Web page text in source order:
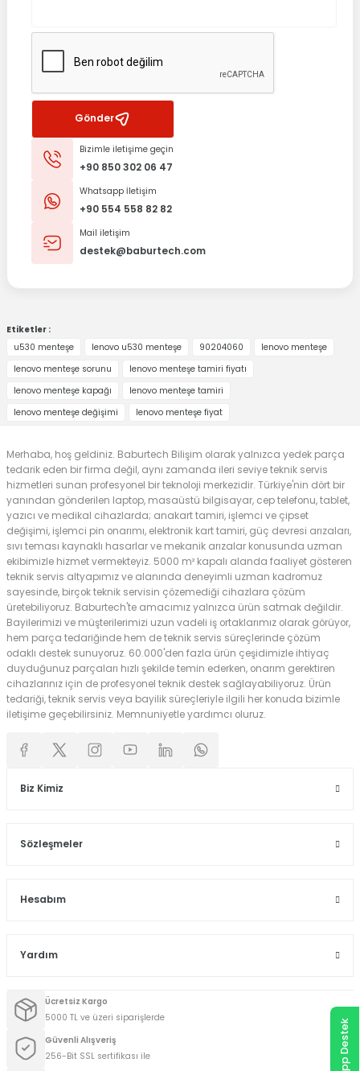
Gönder
Bizimle iletişime geçin
+90 850 302 06 47
Whatsapp İletişim
+90 554 558 82 82
Mail iletişim
destek@baburtech.com
Etiketler :
u530 menteşe
lenovo u530 menteşe 90204060
lenovo menteşe
lenovo menteşe sorunu
lenovo menteşe tamiri fiyatı
lenovo menteşe kapağı
lenovo menteşe tamiri
lenovo menteşe değişimi
lenovo menteşe fiyat
Merhaba, hoş geldiniz. Baburtech Bilişim olarak yalnızca yedek parça
tedarik eden bir firma değil, aynı zamanda ileri seviye teknik servis
hizmetleri sunan profesyonel bir teknoloji merkezidir. Türkiye'nin dört bir
yanından gönderilen laptop, masaüstü bilgisayar, cep telefonu, tablet,
yazıcı ve medikal cihazlarda; anakart tamiri, işlemci ve çipset
değişimi, işlemci pin onarımı, elektronik kart tamiri, güç devresi arızaları,
sıvı teması kaynaklı hasarlar ve mekanik arızalar konusunda uzman
ekibimizle hizmet vermekteyiz. 5000 m² kapalı alanda faaliyet gösteren
teknik servis altyapımız ve alanında deneyimli uzman kadromuz
sayesinde, birçok teknik servisin çözemediği cihazlara çözüm
üretebiliyoruz. Baburtech'te amacımız yalnızca ürün satmak değildir.
Bayilerimizi ve müşterilerimizi uzun vadeli iş ortaklarımız olarak görüyor,
hem parça tedariğinde hem de teknik servis süreçlerinde çözüm
odaklı destek sunuyoruz. 60.000'den fazla ürün çeşidimizle ihtiyaç
duyduğunuz parçaları hızlı şekilde temin ederken, onarım gerektiren
cihazlarınız için de profesyonel teknik destek sağlayabiliyoruz. Ürün
tedariği, teknik servis veya bayilik süreçleriyle ilgili her konuda bizimle
iletişime geçebilirsiniz. Memnuniyetle yardımcı oluruz.
Biz Kimiz
Sözleşmeler
Hesabım
Yardım
Ücretsiz Kargo
5000 TL ve üzeri siparişlerde
Güvenli Alışveriş
256-Bit SSL sertifikası ile